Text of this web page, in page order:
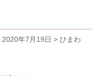
2020年7月19日 > ひまわ